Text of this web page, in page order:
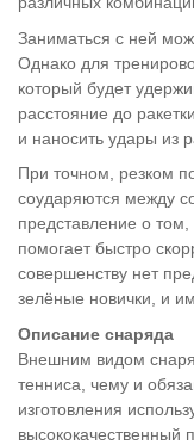
Заниматься с ней
Однако для
который будет
расстояние до
и наносить удары из
При точном, резком
соударяются между
представление о
помогает быстро
совершенству нет
зелёные новички, и
Описание снаряда
Внешним видом
тенниса, чему и
изготовления
высококачественный